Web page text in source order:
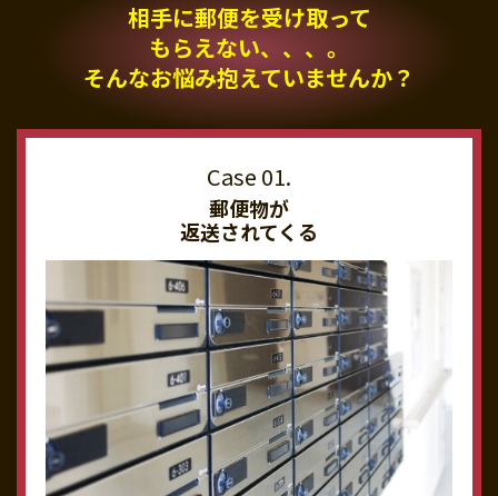
相手に郵便を受け取って
もらえない、、、。
そんなお悩み抱えていませんか？
郵便物が
返送されてくる